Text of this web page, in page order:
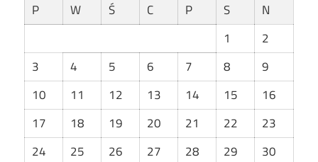
P
W Ś C P S
N
1
2
3
4 5 6 7 8
9
10
11 12 13 14 15
16
17
18 19 20 21 22
23
24
25 26 27 28 29
30